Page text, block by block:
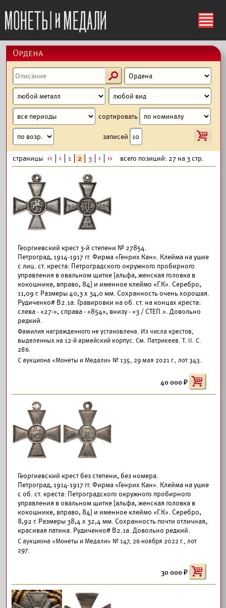
ś
Ордена
s
сортировать
записей i
страницы << < 1 2 3 > >> всего позиций: 27 на 3 стр.
Георгиевский крест 3-й степени № 27854.
Петроград, 1914-1917 гг. Фирма «Генрих Кан». Клейма на ушке
с лиц. ст. креста: Петроградского окружного пробирного
управления в овальном щитке [альфа, женская головка в
кокошнике, вправо, 84] и именное клеймо «Г.К». Серебро,
11,09 г. Размеры 40,3 х 34,0 мм. Сохранность очень хорошая.
Рудиченко# В2.1а. Гравировки на об. ст. на концах креста:
слева - «27-», справа - «854», внизу - «3 / СТЕП.». Довольно
редкий.
Фамилия награжденного не установлена. Из числа крестов,
выделенных на 12-й армейский корпус. См. Патрикеев. Т. II. С.
286.
С аукциона «Монеты и Медали» № 135, 29 мая 2021 г., лот 343.
40 000
Георгиевский крест без степени, без номера.
Петроград, 1914-1917 гг. Фирма «Генрих Кан». Клейма на ушке
с об. ст. креста: Петроградского окружного пробирного
управления в овальном щитке [альфа, женская головка в
кокошнике, вправо, 84] и именное клеймо «Г.К». Серебро,
8,92 г. Размеры 38,4 х 32,4 мм. Сохранность почти отличная,
красивая патина. Рудиченко# В2.1а. Довольно редкий.
С аукциона «Монеты и Медали» № 147, 26 ноября 2022 г., лот
297.
30 000